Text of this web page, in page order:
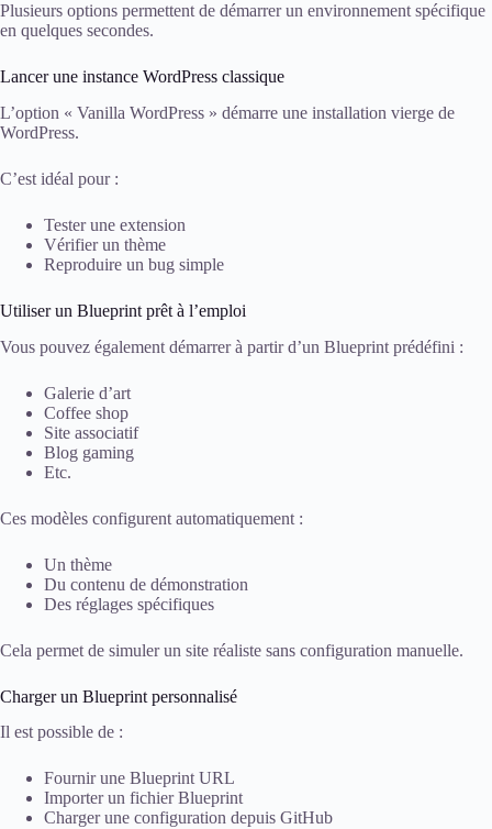
Plusieurs options permettent de démarrer un environnement spécifique
en quelques secondes.
Lancer une instance WordPress classique
L’option « Vanilla WordPress » démarre une installation vierge de
WordPress.
C’est idéal pour :
Tester une extension
Vérifier un thème
Reproduire un bug simple
Utiliser un Blueprint prêt à l’emploi
Vous pouvez également démarrer à partir d’un Blueprint prédéfini :
Galerie d’art
Coffee shop
Site associatif
Blog gaming
Etc.
Ces modèles configurent automatiquement :
Un thème
Du contenu de démonstration
Des réglages spécifiques
Cela permet de simuler un site réaliste sans configuration manuelle.
Charger un Blueprint personnalisé
Il est possible de :
Fournir une Blueprint URL
Importer un fichier Blueprint
Charger une configuration depuis GitHub